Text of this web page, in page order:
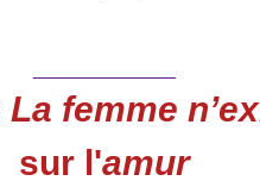
La femme
sur l'amur